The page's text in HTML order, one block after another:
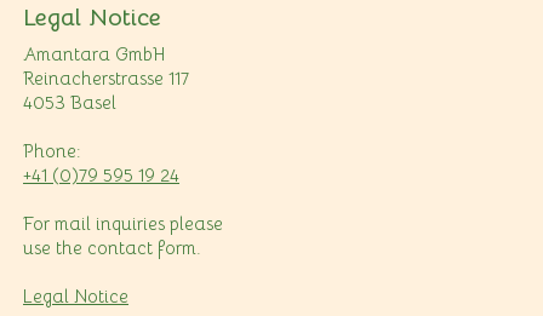
Legal Notice
Amantara GmbH
Reinacherstrasse 117
4053 Basel
Phone:
+41 (0)79 595 19 24
For mail inquiries please
use the contact form.
Legal Notice